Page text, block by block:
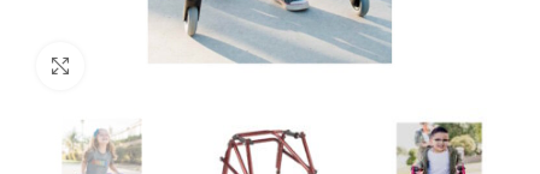
Büyütmek için tıklayın